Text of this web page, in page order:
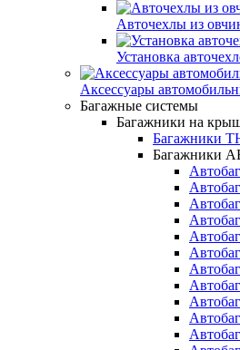
Авточехлы из
Установка
Аксессуары
Багажные системы
Багажники на
Багажники
Багажники